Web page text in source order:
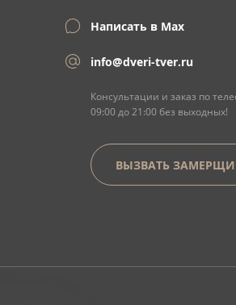
Написать в Max
info@dveri-tver.ru
Консультации и заказ по
09:00 до 21:00 без выходных!
ВЫЗВАТЬ